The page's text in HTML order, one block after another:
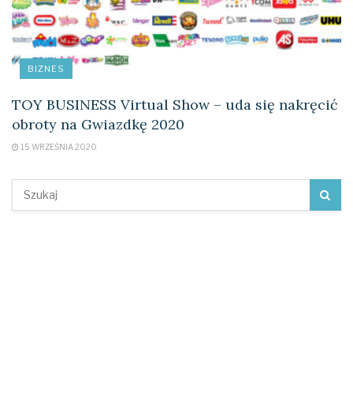
BIZNES
TOY BUSINESS Virtual Show – uda się nakręcić
obroty na Gwiazdkę 2020
15 WRZEŚNIA 2020